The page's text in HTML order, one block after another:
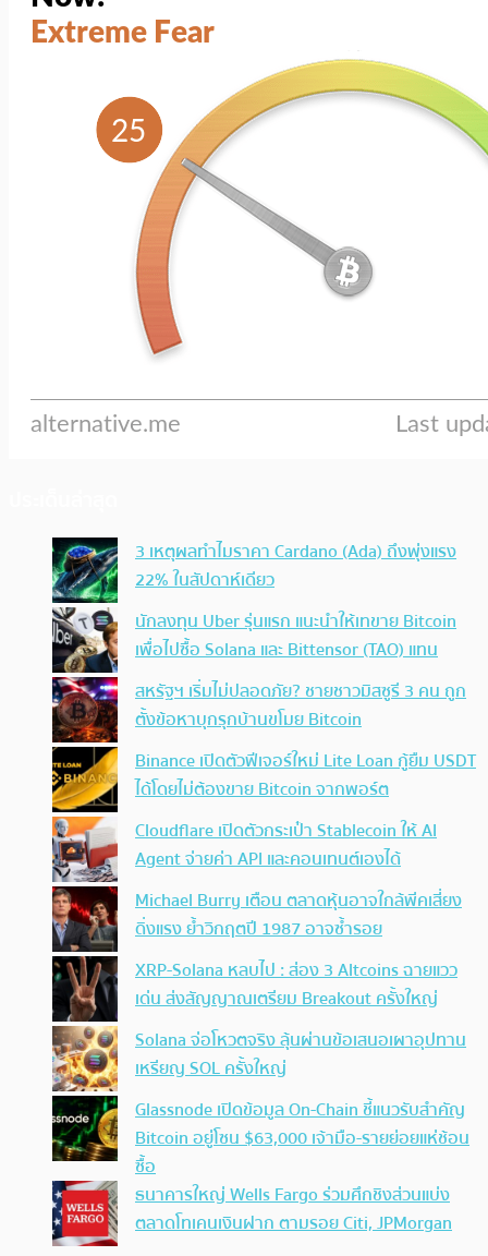
3 เหตุผลทำไมราคา Cardano (Ada) ถึงพุ่งแรง
22% ในสัปดาห์เดียว
นักลงทุน Uber รุ่นแรก แนะนำให้เทขาย Bitcoin
เพื่อไปซื้อ Solana และ Bittensor (TAO) แทน
สหรัฐฯ เริ่มไม่ปลอดภัย? ชายชาวมิสซูรี 3 คน ถูก
ตั้งข้อหาบุกรุกบ้านขโมย Bitcoin
Binance เปิดตัวฟีเจอร์ใหม่ Lite Loan กู้ยืม USDT
ได้โดยไม่ต้องขาย Bitcoin จากพอร์ต
Cloudflare เปิดตัวกระเป๋า Stablecoin ให้ AI
Agent จ่ายค่า API และคอนเทนต์เองได้
Michael Burry เตือน ตลาดหุ้นอาจใกล้พีคเสี่ยง
ดิ่งแรง ย้ำวิกฤตปี 1987 อาจซ้ำรอย
XRP-Solana หลบไป : ส่อง 3 Altcoins ฉายแวว
เด่น ส่งสัญญาณเตรียม Breakout ครั้งใหญ่
Solana จ่อโหวตจริง ลุ้นผ่านข้อเสนอเผาอุปทาน
เหรียญ SOL ครั้งใหญ่
Glassnode เปิดข้อมูล On-Chain ชี้แนวรับสำคัญ
Bitcoin อยู่โซน $63,000 เจ้ามือ-รายย่อยแห่ช้อน
ซื้อ
ธนาคารใหญ่ Wells Fargo ร่วมศึกชิงส่วนแบ่ง
ตลาดโทเคนเงินฝาก ตามรอย Citi, JPMorgan